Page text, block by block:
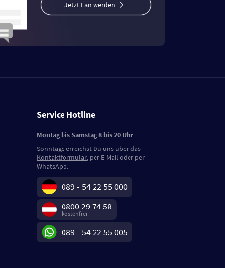
Jetzt Fan werden
Service Hotline
Montag bis Samstag 8 bis 20 Uhr
Sonntags erreichst Du uns über das
Kontaktformular, per E-Mail oder per
WhatsApp.
089 - 54 22 55 000
0800 29 74 58
kostenfrei
089 - 54 22 55 005